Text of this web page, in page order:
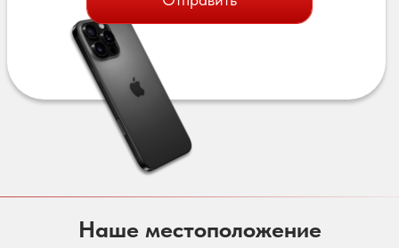
Наше местоположение